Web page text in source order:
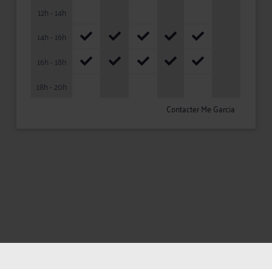
12h - 14h
14h - 16h
16h - 18h
18h - 20h
Contacter Me Garcia